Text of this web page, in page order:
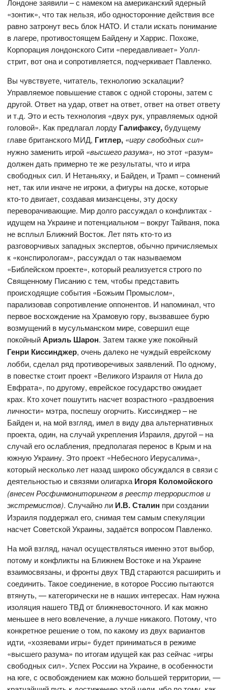
Лондоне заявили – с намеком на американский ядерный
«зонтик», что так нельзя, ибо односторонние действия все
равно затронут весь блок НАТО. И стали искать понимание
в лагере, противостоящем Байдену и Харрис. Похоже,
Корпорация лондонского Сити «передавливает» Уолл-
стрит, вот она и сопротивляется, подчеркивает Павленко.
Вы чувствуете, читатель, технологию эскалации?
Управляемое повышение ставок с одной стороны, затем с
другой. Ответ на удар, ответ на ответ, ответ на ответ ответу
и т.д. Это и есть технология «двух рук, управляемых одной
головой». Как предлагал лорду Галифаксу,будущему
главе британского МИД, Гитлер, «игру свободных сил»
нужно заменить игрой «высшего разума», но этот «разум»
должен дать примерно те же результаты, что и игра
свободных сил. И Нетаньяху, и Байден, и Трамп – сомнений
нет, так или иначе не игроки, а фигуры на доске, которые
кто-то двигает, создавая мизансцены, эту доску
переворачивающие. Мир долго рассуждал о конфликтах -
идущем на Украине и потенциальном – вокруг Тайваня, пока
не всплыл Ближний Восток. Лет пять кто-то из
разговорчивых западных экспертов, обычно причисляемых
к «конспирологам», рассуждал о так называемом
«Библейском проекте», который реализуется строго по
Священному Писанию с тем, чтобы представить
происходящие события «Божьим Промыслом»,
парализовав сопротивление оппонентов. И напоминал, что
первое восхождение на Храмовую гору, вызвавшее бурю
возмущений в мусульманском мире, совершил еще
покойныйАриэль Шарон. Затем также уже покойный
Генри Киссинджер, очень далеко не чуждый еврейскому
лобби, сделал ряд противоречивых заявлений. По одному,
в повестке стоит проект «Великого Израиля от Нила до
Евфрата», по другому, еврейское государство ожидает
крах. Кто хочет пошутить насчет возрастного «раздвоения
личности» мэтра, поспешу огорчить. Киссинджер – не
Байден и, на мой взгляд, имел в виду два альтернативных
проекта, один, на случай укрепления Израиля, другой – на
случай его ослабления, предполагая перенос в Крым и на
южную Украину. Это проект «Небесного Иерусалима»,
который несколько лет назад широко обсуждался в связи с
деятельностью и связями олигарха Игоря Коломойского
(внесен Росфинмониторингом в реестр террористов и
экстремистов). Случайно ли И.В. Сталин при создании
Израиля поддержал его, снимая тем самым спекуляции
насчет Советской Украины, задаётся вопросом Павленко.
На мой взгляд, начал осуществляться именно этот выбор,
потому и конфликты на Ближнем Востоке и на Украине
взаимосвязаны, и фронты двух ТВД стараются расширить и
соединить. Такое соединение, в которое Россию пытаются
втянуть, — категорически не в наших интересах. Нам нужна
изоляция нашего ТВД от ближневосточного. И как можно
меньшее в него вовлечение, а лучше никакого. Потому, что
конкретное решение о том, по какому из двух вариантов
идти, «хозяевами игры» будет приниматься в режиме
«высшего разума» по итогам идущей как раз сейчас «игры
свободных сил». Успех России на Украине, в особенности
на юге, с освобождением как можно большей территории, —